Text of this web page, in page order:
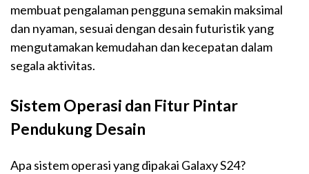
membuat pengalaman pengguna semakin maksimal
dan nyaman, sesuai dengan desain futuristik yang
mengutamakan kemudahan dan kecepatan dalam
segala aktivitas.
Sistem Operasi dan Fitur Pintar
Pendukung Desain
Apa sistem operasi yang dipakai Galaxy S24?